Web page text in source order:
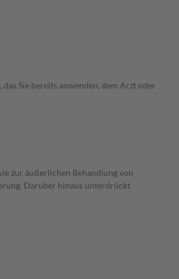
Sie bereits anwenden, dem Arzt oder
zur äußerlichen Behandlung von
Darüber hinaus unterdrückt